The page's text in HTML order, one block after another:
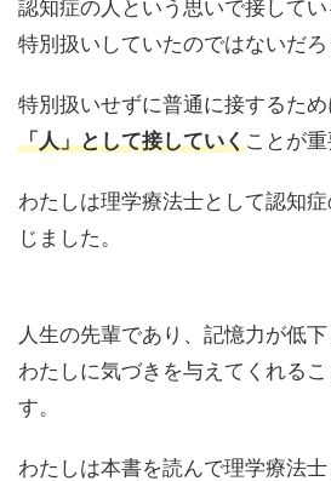
認知症の人という思いで接して
特別扱いしていたのではないだろ
特別扱いせずに普通に接するため
「人」として接していくことが
わたしは理学療法士として認知
じました。
人生の先輩であり、記憶力が低下
わたしに気づきを与えてくれる
す。
わたしは本書を読んで理学療法